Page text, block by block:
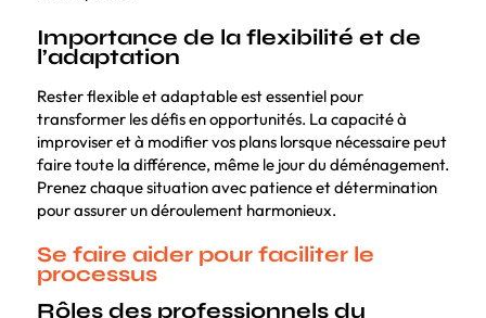
Importance de la flexibilité et de
l’adaptation
Rester flexible et adaptable est essentiel pour
transformer les défis en opportunités. La capacité à
improviser et à modifier vos plans lorsque nécessaire peut
faire toute la différence, même le jour du déménagement.
Prenez chaque situation avec patience et détermination
pour assurer un déroulement harmonieux.
Se faire aider pour faciliter le
processus
Rôles des professionnels du